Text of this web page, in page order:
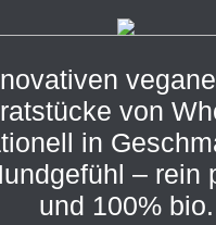
von
in
– rein
und 100% bio.